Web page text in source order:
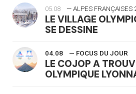
05.08 — ALPES FRANÇAISES
LE VILLAGE
SE DESSINE
04.08 — FOCUS DU JOUR
LE COJOP A
OLYMPIQUE